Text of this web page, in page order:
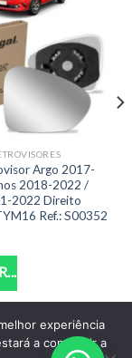
Argo 2017-
2018-2022 /
2022 Direito
Ref.: S00352
DE USO
experiência
a consentir a